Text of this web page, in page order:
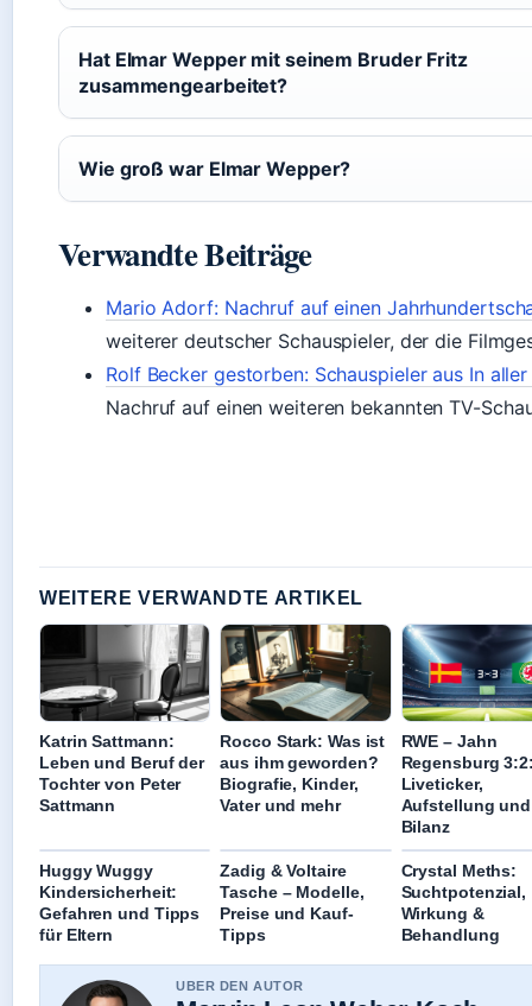
Hat Elmar Wepper mit seinem Bruder Fritz
zusammengearbeitet?
Wie groß war Elmar Wepper?
Verwandte Beiträge
Mario Adorf: Nachruf auf einen
weiterer deutscher Schauspieler, der die
Rolf Becker gestorben: Schauspieler aus In
Nachruf auf einen weiteren bekannten TV-
WEITERE VERWANDTE ARTIKEL
Katrin Sattmann:
Leben und Beruf der
Tochter von Peter
Sattmann
Rocco Stark: Was ist
aus ihm geworden?
Biografie, Kinder,
Vater und mehr
RWE – Jahn
Regensburg
Liveticker,
Aufstellung und
Bilanz
Huggy Wuggy
Kindersicherheit:
Gefahren und Tipps
für Eltern
Zadig & Voltaire
Tasche – Modelle,
Preise und Kauf-
Tipps
Crystal Meths:
Suchtpotenzial,
Wirkung &
Behandlung
UBER DEN AUTOR